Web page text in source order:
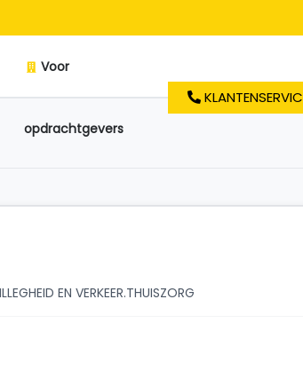
Voor
opdrachtgevers
EN VERKEER.THUISZORG